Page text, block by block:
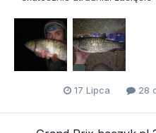
17 Lipca 28